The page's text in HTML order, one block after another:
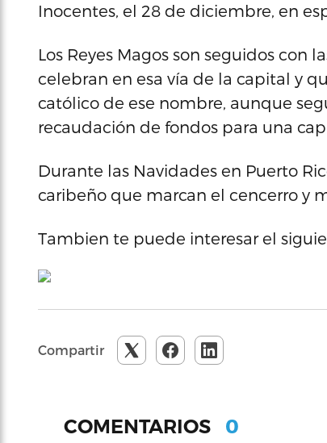
Inocentes, el 28 de diciembre, en
Los Reyes Magos son seguidos con
celebran en esa vía de la capital y
católico de ese nombre, aunque
recaudación de fondos para una
Durante las Navidades en Puerto
caribeño que marcan el cencerro y
Tambien te puede interesar el
Compartir
COMENTARIOS 0